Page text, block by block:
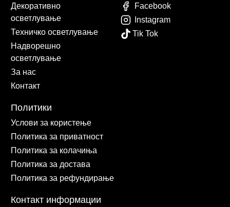
Декоративно
осветлување
Техничко осветлување
Надворешно
осветлување
За нас
Контакт
Политики
Услови за користење
Политика за приватност
Политика за колачиња
Политика за достава
Политика за рефундирање
Контакт информации
Facebook
Instagram
Tik Tok